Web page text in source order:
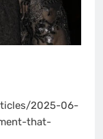
2025-06-
that-